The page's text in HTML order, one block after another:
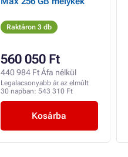
Raktáron 3 db
560 050 Ft
440 984 Ft Áfa nélkül
Legalacsonyabb ár az elmúlt
30 napban: 543 310 Ft
Kosárba